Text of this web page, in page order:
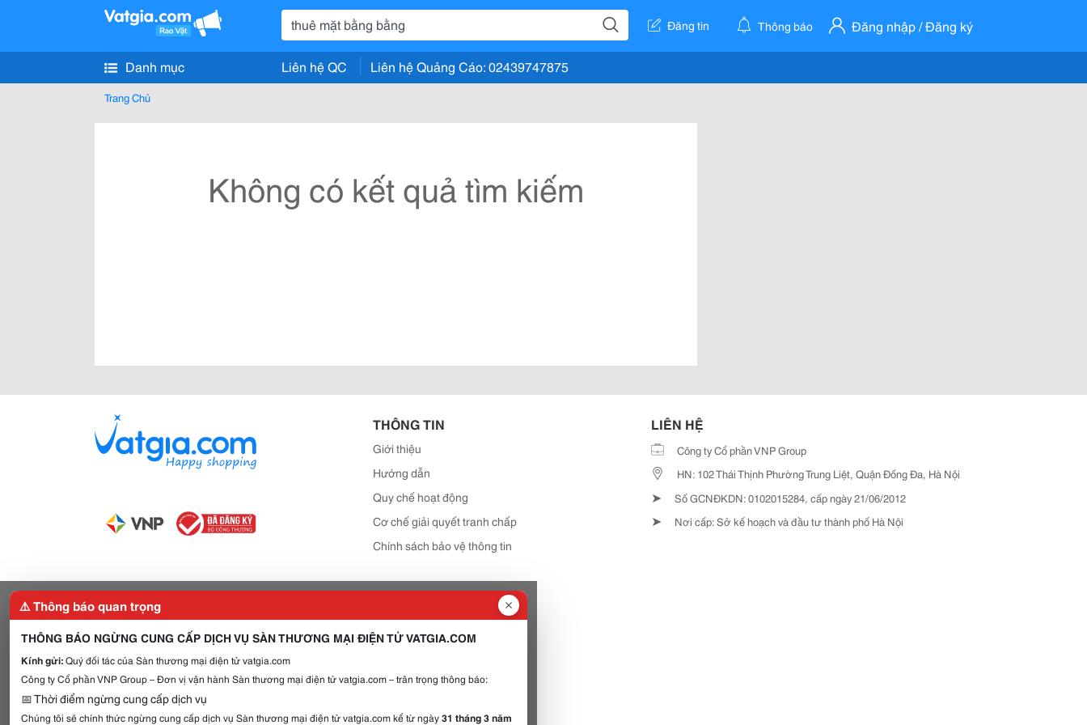
Đăng tin Thông báo Đăng nhập / Đăng ký
Danh mục Liên hệ QC Liên hệ Quảng Cáo: 02439747875
Trang Chủ
Không có kết quả tìm kiếm
THÔNG TIN
Giới thiệu
Hướng dẫn
Quy chế hoạt động
Cơ chế giải quyết tranh chấp
Chính sách bảo vệ thông tin
LIÊN HỆ
Công ty Cổ phần VNP Group
HN: 102 Thái Thịnh Phường Trung Liệt, Quận Đống Đa, Hà Nội
➤ Số GCNĐKDN: 0102015284, cấp ngày 21/06/2012
➤ Nơi cấp: Sở kế hoạch và đầu tư thành phố Hà Nội
⚠️ Thông báo quan trọng
THÔNG BÁO NGỪNG CUNG CẤP DỊCH VỤ SÀN THƯƠNG MẠI ĐIỆN TỬ VATGIA.COM
Kính gửi:Quý đối tác của Sàn thương mại điện tử vatgia.com
Công ty Cổ phần VNP Group – Đơn vị vận hành Sàn thương mại điện tử vatgia.com – trân trọng thông báo:
📅 Thời điểm ngừng cung cấp dịch vụ
Chúng tôi sẽ chính thức ngừng cung cấp dịch vụ Sàn thương mại điện tử vatgia.com kể từ ngày31 tháng 3 năm